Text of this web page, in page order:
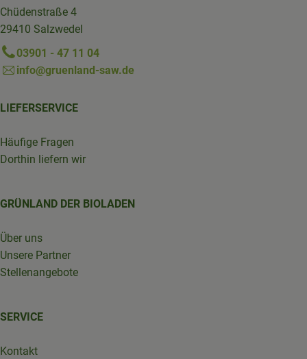
Chüdenstraße 4
29410 Salzwedel
03901 - 47 11 04
info@gruenland-saw.de
LIEFERSERVICE
Häufige Fragen
Dorthin liefern wir
GRÜNLAND DER BIOLADEN
Über uns
Unsere Partner
Stellenangebote
SERVICE
Kontakt